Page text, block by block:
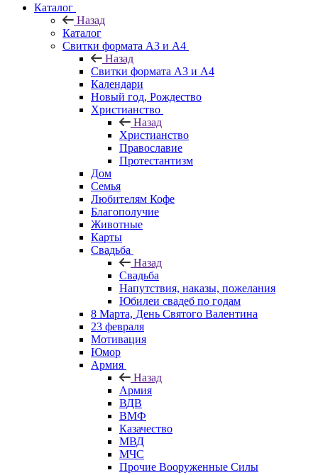
Каталог
Назад
Каталог
Свитки формата А3 и А4
Назад
Свитки формата А3 и А4
Календари
Новый год, Рождество
Христианство
Назад
Христианство
Православие
Протестантизм
Дом
Семья
Любителям Кофе
Благополучие
Животные
Карты
Свадьба
Назад
Свадьба
Напутствия, наказы, пожелания
Юбилеи свадеб по годам
8 Марта, День Святого Валентина
23 февраля
Мотивация
Юмор
Армия
Назад
Армия
ВДВ
ВМФ
Казачество
МВД
МЧС
Прочие Вооруженные Силы